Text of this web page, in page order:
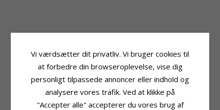
Form:Blomster
Øreringe:Øreringe
Forgyldt Stål
Kollektion:
OCEANA
Blank
Leveringstid
Leveringstid:2-3 Hverdage
Vi værdsætter dit privatliv. Vi bruger cookies til
at forbedre din browseroplevelse, vise dig
personligt tilpassede annoncer eller indhold og
analysere vores trafik. Ved at klikke på
"Accepter alle" accepterer du vores brug af